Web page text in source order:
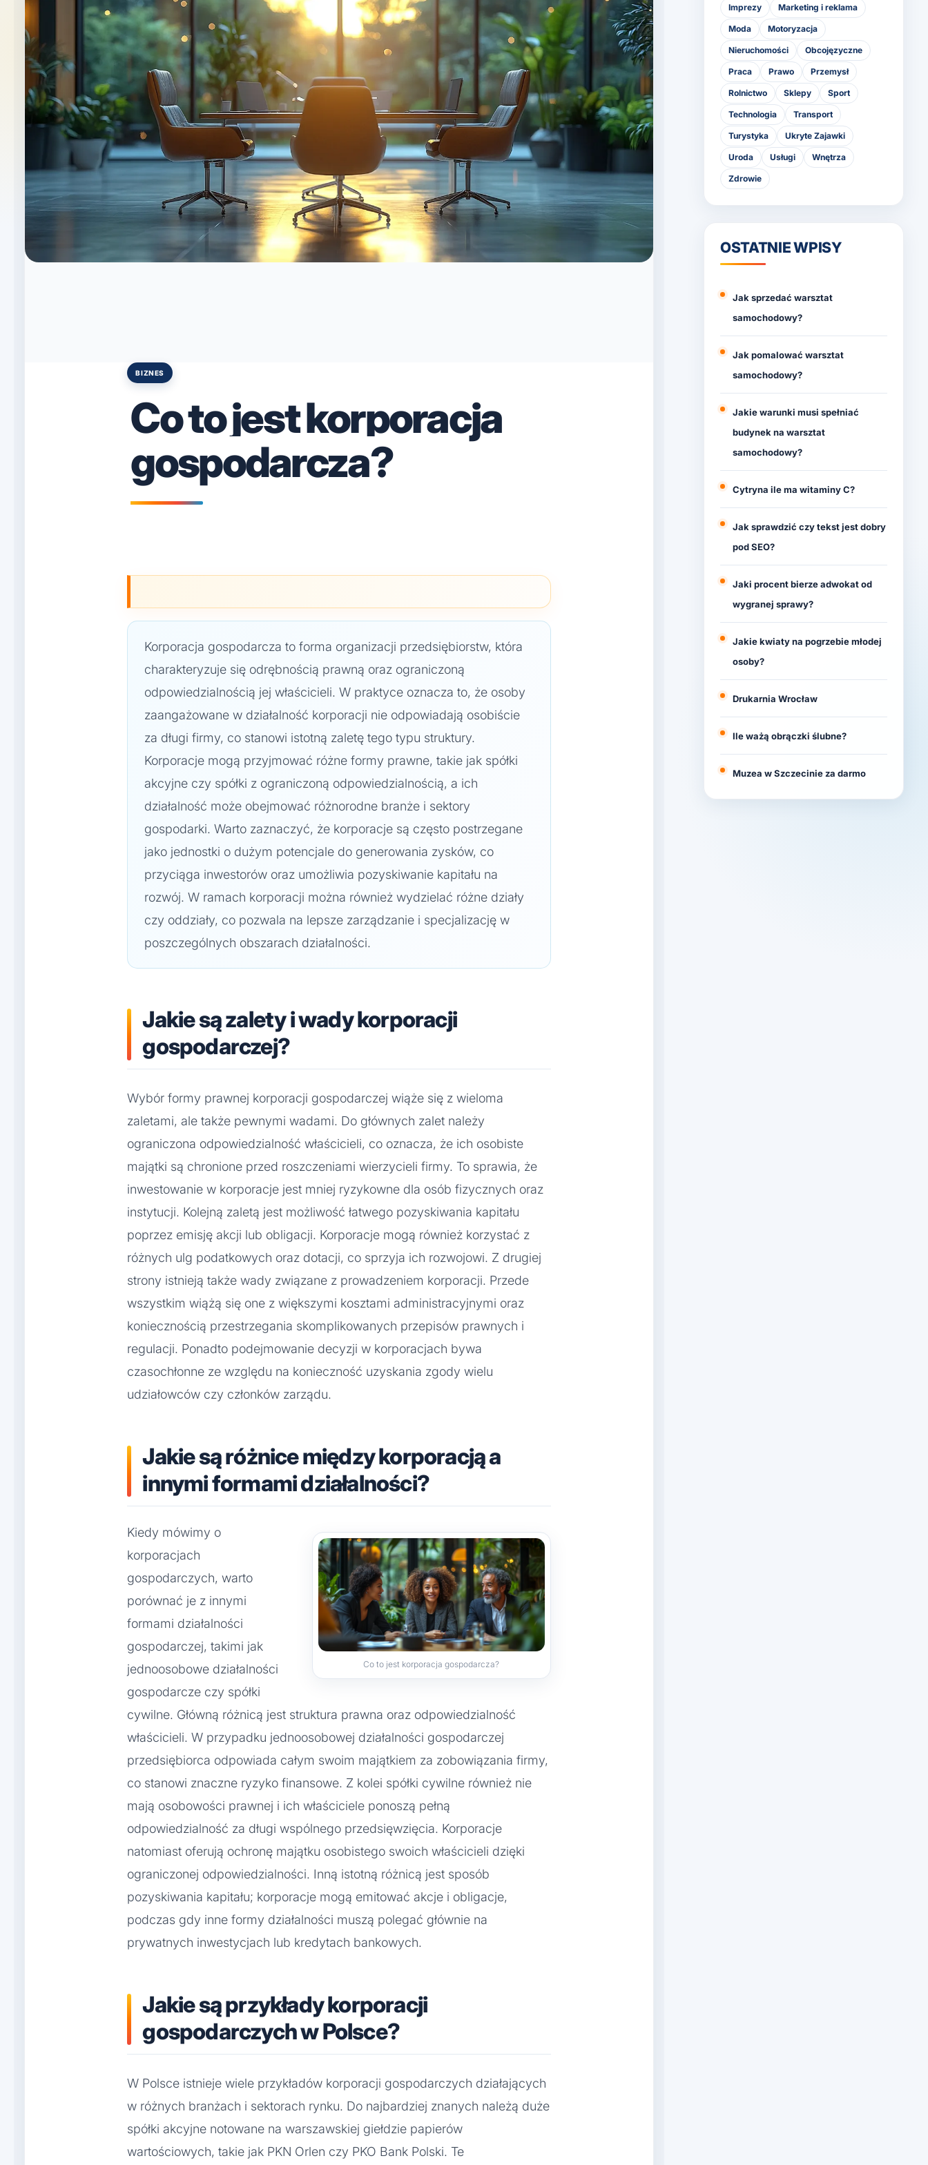
Posted
BIZNES
Co to jest korporacja
gospodarcza?
Korporacja gospodarcza to forma organizacji przedsiębiorstw, która
charakteryzuje się odrębnością prawną oraz ograniczoną
odpowiedzialnością jej właścicieli. W praktyce oznacza to, że osoby
zaangażowane w działalność korporacji nie odpowiadają osobiście
za długi firmy, co stanowi istotną zaletę tego typu struktury.
Korporacje mogą przyjmować różne formy prawne, takie jak spółki
akcyjne czy spółki z ograniczoną odpowiedzialnością, a ich
działalność może obejmować różnorodne branże i sektory
gospodarki. Warto zaznaczyć, że korporacje są często postrzegane
jako jednostki o dużym potencjale do generowania zysków, co
przyciąga inwestorów oraz umożliwia pozyskiwanie kapitału na
rozwój. W ramach korporacji można również wydzielać różne działy
czy oddziały, co pozwala na lepsze zarządzanie i specjalizację w
poszczególnych obszarach działalności.
Jakie są zalety i wady korporacji
gospodarczej?
Wybór formy prawnej korporacji gospodarczej wiąże się z wieloma
zaletami, ale także pewnymi wadami. Do głównych zalet należy
ograniczona odpowiedzialność właścicieli, co oznacza, że ich osobiste
majątki są chronione przed roszczeniami wierzycieli firmy. To sprawia, że
inwestowanie w korporacje jest mniej ryzykowne dla osób fizycznych oraz
instytucji. Kolejną zaletą jest możliwość łatwego pozyskiwania kapitału
poprzez emisję akcji lub obligacji. Korporacje mogą również korzystać z
różnych ulg podatkowych oraz dotacji, co sprzyja ich rozwojowi. Z drugiej
strony istnieją także wady związane z prowadzeniem korporacji. Przede
wszystkim wiążą się one z większymi kosztami administracyjnymi oraz
koniecznością przestrzegania skomplikowanych przepisów prawnych i
regulacji. Ponadto podejmowanie decyzji w korporacjach bywa
czasochłonne ze względu na konieczność uzyskania zgody wielu
udziałowców czy członków zarządu.
Jakie są różnice między korporacją a
innymi formami działalności?
Co to jest korporacja gospodarcza?
Kiedy mówimy o
korporacjach
gospodarczych, warto
porównać je z innymi
formami działalności
gospodarczej, takimi jak
jednoosobowe działalności
gospodarcze czy spółki
cywilne. Główną różnicą jest struktura prawna oraz odpowiedzialność
właścicieli. W przypadku jednoosobowej działalności gospodarczej
przedsiębiorca odpowiada całym swoim majątkiem za zobowiązania firmy,
co stanowi znaczne ryzyko finansowe. Z kolei spółki cywilne również nie
mają osobowości prawnej i ich właściciele ponoszą pełną
odpowiedzialność za długi wspólnego przedsięwzięcia. Korporacje
natomiast oferują ochronę majątku osobistego swoich właścicieli dzięki
ograniczonej odpowiedzialności. Inną istotną różnicą jest sposób
pozyskiwania kapitału; korporacje mogą emitować akcje i obligacje,
podczas gdy inne formy działalności muszą polegać głównie na
prywatnych inwestycjach lub kredytach bankowych.
Jakie są przykłady korporacji
gospodarczych w Polsce?
W Polsce istnieje wiele przykładów korporacji gospodarczych działających
w różnych branżach i sektorach rynku. Do najbardziej znanych należą duże
spółki akcyjne notowane na warszawskiej giełdzie papierów
wartościowych, takie jak PKN Orlen czy PKO Bank Polski. Te
Imprezy Marketing i reklama
Moda Motoryzacja
Nieruchomości Obcojęzyczne
Praca Prawo Przemysł
Rolnictwo Sklepy Sport
Technologia Transport
Turystyka Ukryte Zajawki
Uroda Usługi Wnętrza
Zdrowie
OSTATNIE WPISY
Jak sprzedać warsztat
samochodowy?
Jak pomalować warsztat
samochodowy?
Jakie warunki musi spełniać
budynek na warsztat
samochodowy?
Cytryna ile ma witaminy C?
Jak sprawdzić czy tekst jest dobry
pod SEO?
Jaki procent bierze adwokat od
wygranej sprawy?
Jakie kwiaty na pogrzebie młodej
osoby?
Drukarnia Wrocław
Ile ważą obrączki ślubne?
Muzea w Szczecinie za darmo